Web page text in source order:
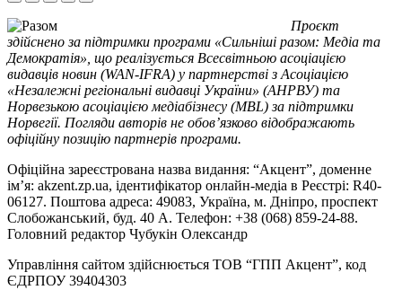
Проєкт
здійснено за підтримки програми «Сильніші разом: Медіа та
Демократія», що реалізується Всесвітньою асоціацією
видавців новин (WAN-IFRA) у партнерстві з Асоціацією
«Незалежні регіональні видавці України» (АНРВУ) та
Норвезькою асоціацією медіабізнесу (MBL) за підтримки
Норвегії. Погляди авторів не обов’язково відображають
офіційну позицію партнерів програми.
Офіційна зареєстрована назва видання: “Акцент”, доменне
ім’я: akzent.zp.ua, ідентифікатор онлайн-медіа в Реєстрі: R40-
06127. Поштова адреса: 49083, Україна, м. Дніпро, проспект
Слобожанський, буд. 40 А. Телефон: +38 (068) 859-24-88.
Головний редактор Чубукін Олександр
Управління сайтом здійснюється ТОВ “ГПП Акцент”, код
ЄДРПОУ 39404303